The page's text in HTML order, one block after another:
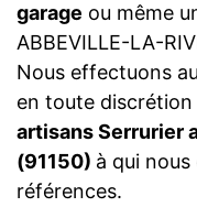
garage ou même
ABBEVILLE-LA-
Nous effectuons
en toute
artisans Serrurier
(91150) à qui nous
références.